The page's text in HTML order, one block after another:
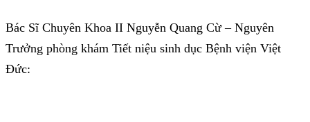
Bác Sĩ Chuyên Khoa II Nguyễn Quang Cừ – Nguyên
Trưởng phòng khám Tiết niệu sinh dục Bệnh viện Việt
Đức: